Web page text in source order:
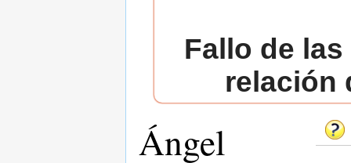
Fallo de
relación
Ángel